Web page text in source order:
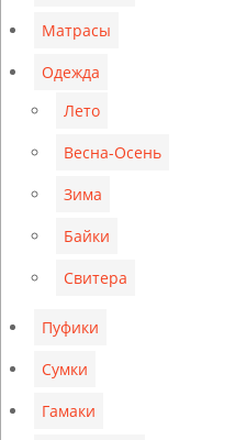
Матрасы
Одежда
Лето
Весна-Осень
Зима
Байки
Свитера
Пуфики
Сумки
Гамаки